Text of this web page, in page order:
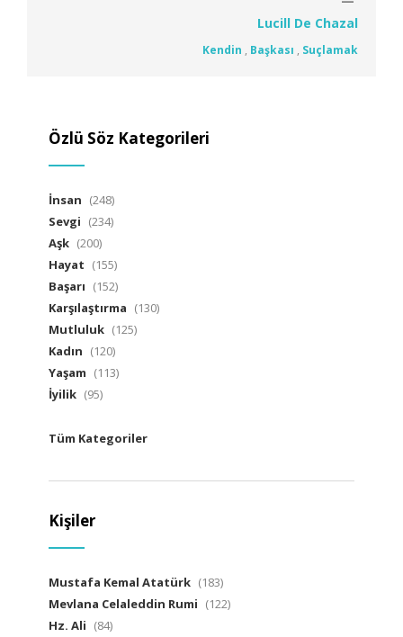
Lucill De Chazal
Kendin , Başkası , Suçlamak
Özlü Söz Kategorileri
İnsan (248)
Sevgi (234)
Aşk (200)
Hayat (155)
Başarı (152)
Karşılaştırma (130)
Mutluluk (125)
Kadın (120)
Yaşam (113)
İyilik (95)
Tüm Kategoriler
Kişiler
Mustafa Kemal Atatürk (183)
Mevlana Celaleddin Rumi (122)
Hz. Ali (84)